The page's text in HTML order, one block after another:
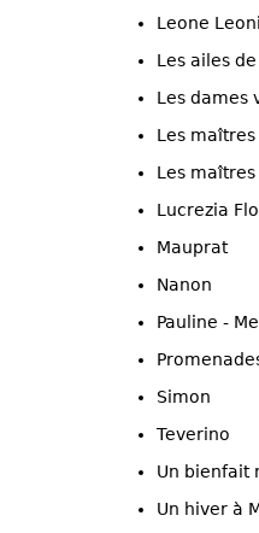
Leone Leoni
Les ailes
Les dames
Les
Les
Lucrezia
Mauprat
Nanon
Pauline -
Simon
Teverino
Un bienfait
Un hiver à